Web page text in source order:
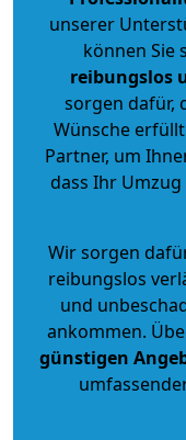
unserer
können Sie
reibungslos
sorgen dafür,
Wünsche
Partner, um
dass Ihr
Wir sorgen
reibungslos
und
ankommen.
günstigen